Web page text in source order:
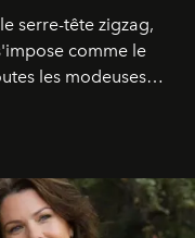
serre-tête zigzag,
comme le
les modeuses